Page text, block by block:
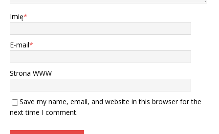
Imię*
E-mail*
Strona WWW
Save my name, email, and website in this browser for the
next time I comment.